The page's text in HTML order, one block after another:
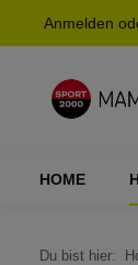
Zur
Anmelden
HOME
Du bist hier: